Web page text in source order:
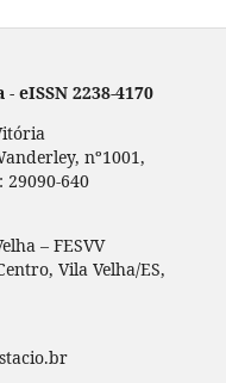
eISSN 2238-4170
nº1001,
29090-640
– FESVV
Vila Velha/ES,